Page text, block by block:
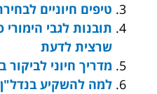
טיפים חיוניים
תובנות לגבי
שרצית לדעת
מדריך חיוני
למה להשקיע